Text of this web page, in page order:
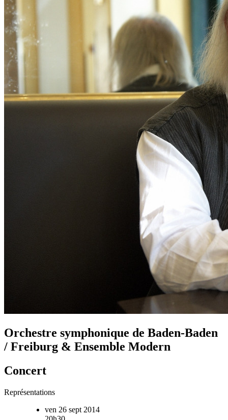
Orchestre symphonique de Baden-Baden
/ Freiburg & Ensemble Modern
Concert
Représentations
ven 26 sept 2014